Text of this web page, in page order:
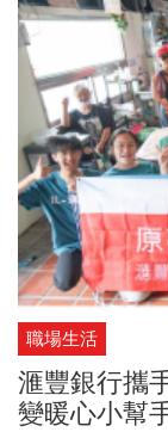
提升生活品質！一
下你該如何使用？
杯麵、人體冰箱等
職場生活
滙豐銀行攜
變暖心小幫